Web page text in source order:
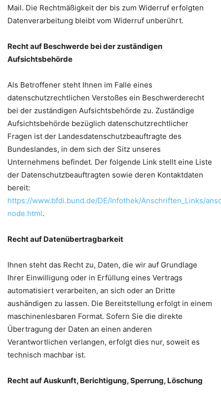
Mail. Die Rechtmäßigkeit der bis zum Widerruf erfolgten
Datenverarbeitung bleibt vom Widerruf unberührt.
Recht auf Beschwerde bei der zuständigen
Aufsichtsbehörde
Als Betroffener steht Ihnen im Falle eines
datenschutzrechtlichen Verstoßes ein Beschwerderecht
bei der zuständigen Aufsichtsbehörde zu. Zuständige
Aufsichtsbehörde bezüglich datenschutzrechtlicher
Fragen ist der Landesdatenschutzbeauftragte des
Bundeslandes, in dem sich der Sitz unseres
Unternehmens befindet. Der folgende Link stellt eine Liste
der Datenschutzbeauftragten sowie deren Kontaktdaten
bereit:
https://www.bfdi.bund.de/DE/Infothek/Anschriften_Links/
node.html.
Recht auf Datenübertragbarkeit
Ihnen steht das Recht zu, Daten, die wir auf Grundlage
Ihrer Einwilligung oder in Erfüllung eines Vertrags
automatisiert verarbeiten, an sich oder an Dritte
aushändigen zu lassen. Die Bereitstellung erfolgt in einem
maschinenlesbaren Format. Sofern Sie die direkte
Übertragung der Daten an einen anderen
Verantwortlichen verlangen, erfolgt dies nur, soweit es
technisch machbar ist.
Recht auf Auskunft, Berichtigung, Sperrung, Löschung